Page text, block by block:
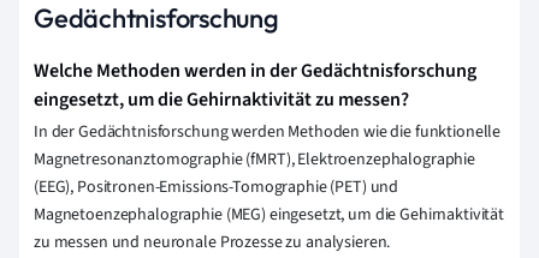
Gedächtnisforschung
Welche Methoden werden in der Gedächtnisforschung
eingesetzt, um die Gehirnaktivität zu messen?
In der Gedächtnisforschung werden Methoden wie die funktionelle
Magnetresonanztomographie (fMRT), Elektroenzephalographie
(EEG), Positronen-Emissions-Tomographie (PET) und
Magnetoenzephalographie (MEG) eingesetzt, um die Gehirnaktivität
zu messen und neuronale Prozesse zu analysieren.